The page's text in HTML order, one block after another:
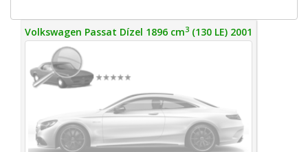
Volkswagen Passat Dízel 1896 cm3 (130 LE) 2001